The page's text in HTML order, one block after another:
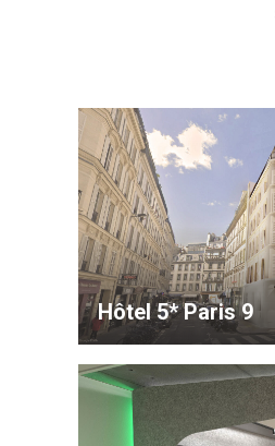
Hôtel 5* Paris 9